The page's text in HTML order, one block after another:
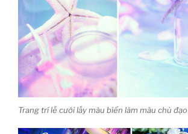
Trang trí lễ cưới lấy màu biển làm màu chủ đạo